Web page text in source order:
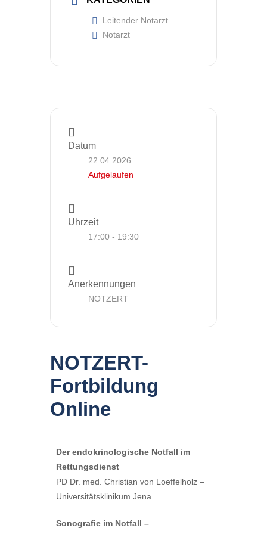
Leitender Notarzt
Notarzt
Datum
22.04.2026
Aufgelaufen
Uhrzeit
17:00 - 19:30
Anerkennungen
NOTZERT
NOTZERT-
Fortbildung
Online
Der endokrinologische Notfall im
Rettungsdienst
PD Dr. med. Christian von Loeffelholz –
Universitätsklinikum Jena
Sonografie im Notfall –